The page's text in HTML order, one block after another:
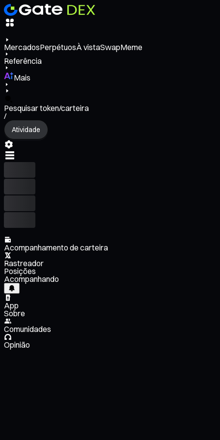
MercadosPerpétuosÀ vistaSwapMeme
Referência
Mais
Pesquisar token/carteira
/
Atividade
Acompanhamento de carteira
Rastreador
Posições
Acompanhando
App
Sobre
Comunidades
Opinião